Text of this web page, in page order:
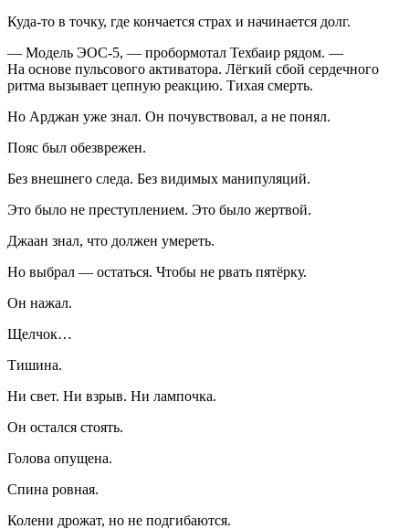
Куда-то в точку, где кончается страх и начинается долг.
— Модель ЭОС-5, — пробормотал Техбаир рядом. —
На основе пульсового активатора. Лёгкий сбой сердечного
ритма вызывает цепную реакцию. Тихая смерть.
Но Арджан уже знал. Он почувствовал, а не понял.
Пояс был обезврежен.
Без внешнего следа. Без видимых манипуляций.
Это было не преступлением. Это было жертвой.
Джаан знал, что должен умереть.
Но выбрал — остаться. Чтобы не рвать пятёрку.
Он нажал.
Щелчок…
Тишина.
Ни свет. Ни взрыв. Ни лампочка.
Он остался стоять.
Голова опущена.
Спина ровная.
Колени дрожат, но не подгибаются.